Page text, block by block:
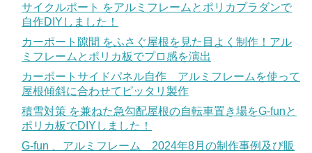
サイクルポート をアルミフレームとポリカプラダンで
自作DIYしました！
カーポート隙間 をふさぐ屋根を見た目よく制作！アル
ミフレームとポリカ板でプロ感を演出
カーポートサイドパネル自作 アルミフレームを使って
屋根傾斜に合わせてピッタリ製作
積雪対策 を兼ねた急勾配屋根の自転車置き場をG-funと
ポリカ板でDIYしました！
G-fun 、アルミフレーム 2024年8月の制作事例及び販